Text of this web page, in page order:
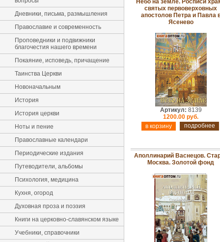
Дневники, письма, размышления
Православие и современность
Проповедники и подвижники
благочестия нашего времени
Покаяние, исповедь, причащение
Таинства Церкви
Новоначальным
История
История церкви
Ноты и пение
Православные календари
Периодические издания
Путеводители, альбомы
Психология, медицина
Кухня, огород
Духовная проза и поэзия
Книги на церковно-славянском языке
Учебники, справочники
Небо на земле. Росписи
святых первоверховных
апостолов Петра и Павла
Ясенево
Артикул: 8139
1200.00 руб.
подробнее
Аполлинарий Васнецов.
Москва. Золотой фонд